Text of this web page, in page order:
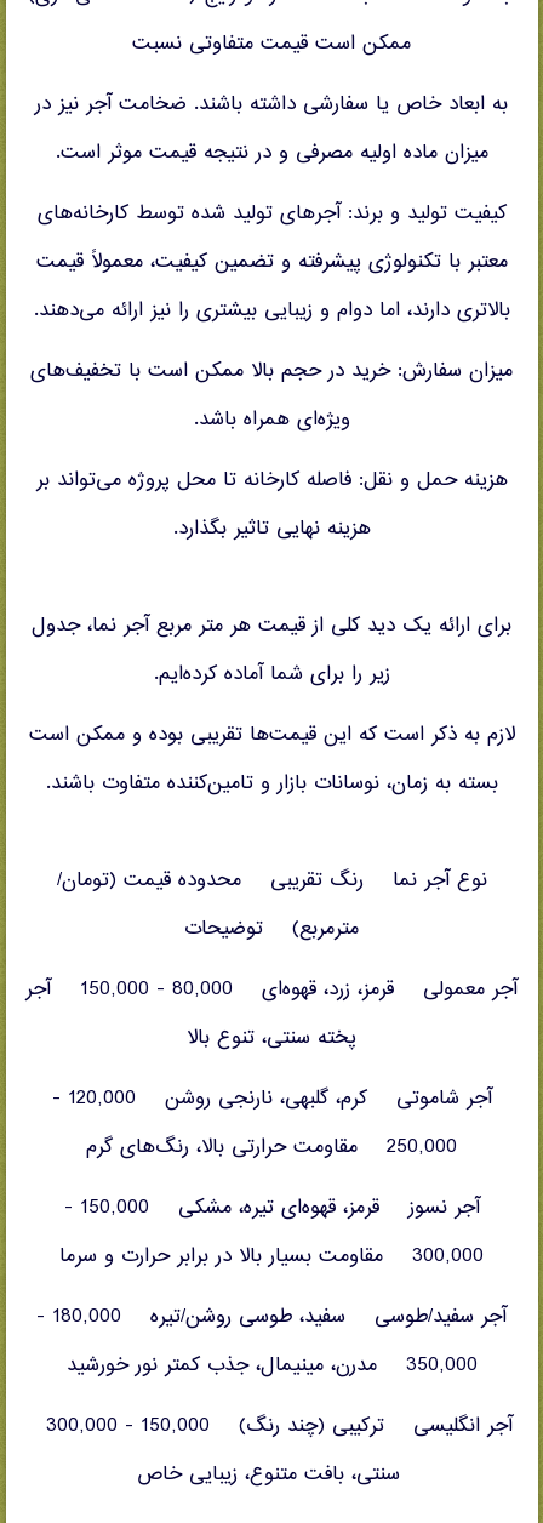
ممکن است قیمت متفاوتی نسبت
به ابعاد خاص یا سفارشی داشته باشند. ضخامت آجر نیز در
میزان ماده اولیه مصرفی و در نتیجه قیمت موثر است.
کیفیت تولید و برند: آجرهای تولید شده توسط کارخانه‌های
معتبر با تکنولوژی پیشرفته و تضمین کیفیت، معمولاً قیمت
بالاتری دارند، اما دوام و زیبایی بیشتری را نیز ارائه می‌دهند.
میزان سفارش: خرید در حجم بالا ممکن است با تخفیف‌های
ویژه‌ای همراه باشد.
هزینه حمل و نقل: فاصله کارخانه تا محل پروژه می‌تواند بر
هزینه نهایی تاثیر بگذارد.
برای ارائه یک دید کلی از قیمت هر متر مربع آجر نما، جدول
زیر را برای شما آماده کرده‌ایم.
لازم به ذکر است که این قیمت‌ها تقریبی بوده و ممکن است
بسته به زمان، نوسانات بازار و تامین‌کننده متفاوت باشند.
نوع آجر نما رنگ تقریبی محدوده قیمت (تومان/
مترمربع) توضیحات
آجر معمولی قرمز، زرد، قهوه‌ای 80,000 - 150,000 آجر
پخته سنتی، تنوع بالا
آجر شاموتی کرم، گلبهی، نارنجی روشن 120,000 -
250,000 مقاومت حرارتی بالا، رنگ‌های گرم
آجر نسوز قرمز، قهوه‌ای تیره، مشکی 150,000 -
300,000 مقاومت بسیار بالا در برابر حرارت و سرما
آجر سفید/طوسی سفید، طوسی روشن/تیره 180,000 -
350,000 مدرن، مینیمال، جذب کمتر نور خورشید
سنتی، بافت متنوع، زیبایی خاص